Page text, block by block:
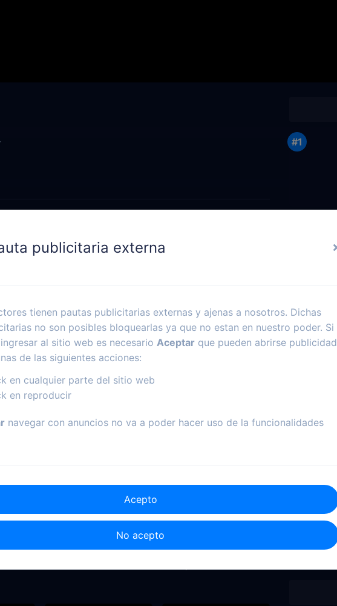
publicitaria externa
tienen pautas publicitarias externas y ajenas a nosotros. Dichas
no son posibles bloquearlas ya que no estan en nuestro poder. Si
al sitio web es necesario Aceptar que pueden abrirse publicidad
de las siguientes acciones:
en cualquier parte del sitio web
en reproducir
navegar con anuncios no va a poder hacer uso de la funcionalidades
Acepto
No acepto